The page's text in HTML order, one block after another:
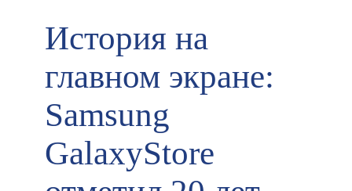
История на
главном экране:
Samsung
GalaxyStore